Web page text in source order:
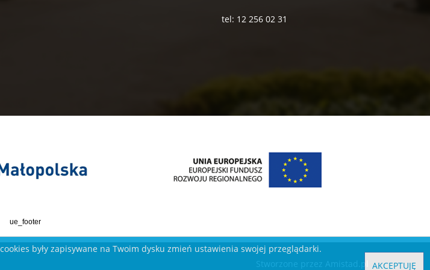
tel: 12 256 02 31
ue_footer
były zapisywane na Twoim dysku zmień ustawienia swojej przeglądarki.
AKCEPTUJĘ